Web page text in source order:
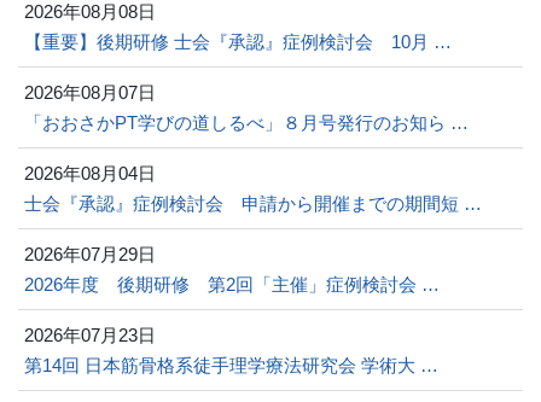
2026年08月08日
【重要】後期研修 士会『承認』症例検討会 10月 …
2026年08月07日
「おおさかPT学びの道しるべ」８月号発行のお知ら …
2026年08月04日
士会『承認』症例検討会 申請から開催までの期間短 …
2026年07月29日
2026年度 後期研修 第2回「主催」症例検討会 …
2026年07月23日
第14回 日本筋骨格系徒手理学療法研究会 学術大 …